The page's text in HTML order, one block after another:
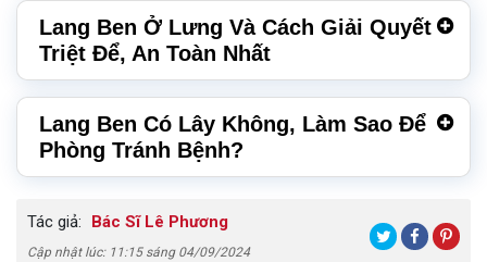
Lang Ben Ở Lưng Và Cách Giải Quyết
Triệt Để, An Toàn Nhất
Lang Ben Có Lây Không, Làm Sao Để
Phòng Tránh Bệnh?
Tác giả: Bác Sĩ Lê Phương
Cập nhật lúc: 11:15 sáng 04/09/2024